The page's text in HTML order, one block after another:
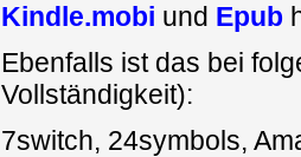
Kindle.mobi und Epub
Ebenfalls ist das bei
Vollständigkeit):
7switch, 24symbols,